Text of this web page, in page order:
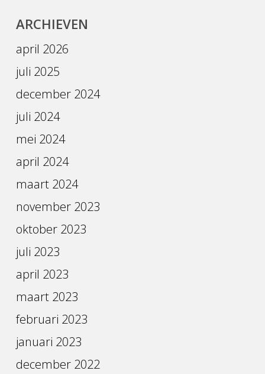
ARCHIEVEN
april 2026
juli 2025
december 2024
juli 2024
mei 2024
april 2024
maart 2024
november 2023
oktober 2023
juli 2023
april 2023
maart 2023
februari 2023
januari 2023
december 2022